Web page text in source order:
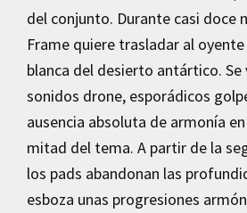
del conjunto. Durante casi doce
Frame quiere trasladar al
blanca del desierto antártico. Se
sonidos drone, esporádicos
ausencia absoluta de armonía
mitad del tema. A partir de la
los pads abandonan las
esboza unas progresiones